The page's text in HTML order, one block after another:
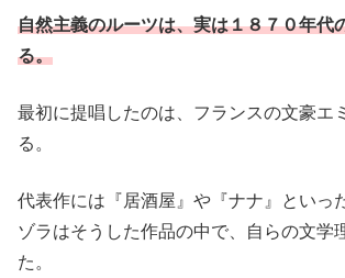
自然主義のルーツは、実は１８７０年代
る。
最初に提唱したのは、フランスの文豪エ
る。
代表作には『居酒屋』や『ナナ』といっ
ゾラはそうした作品の中で、自らの文学
た。